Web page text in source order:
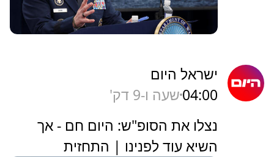
ישראל היום
04:00שעה ו-9 דק'
נצלו את הסופ"ש: היום חם - אך
השיא עוד לפנינו | התחזית